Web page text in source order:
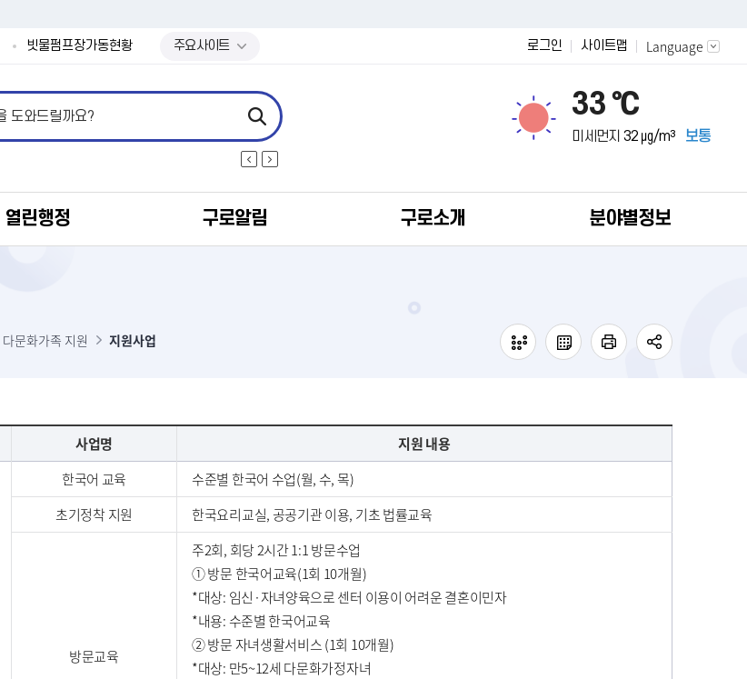
빗물펌프장가동현황 주요사이트 로그인 사이트맵 Language
33 ℃
미세먼지 32 ㎍/m³ 보통
열린행정 구로알림 구로소개 분야별정보
다문화가족 지원 지원사업
사업명 지원 내용
한국어 교육
수준별 한국어 수업(월, 수, 목)
초기정착 지원
한국요리교실, 공공기관 이용, 기초 법률교육
방문교육
주2회, 회당 2시간 1:1 방문수업
① 방문 한국어교육(1회 10개월)
*대상: 임신·자녀양육으로 센터 이용이 어려운 결혼이민자
*내용: 수준별 한국어교육
② 방문 자녀생활서비스 (1회 10개월)
*대상: 만5~12세 다문화가정자녀